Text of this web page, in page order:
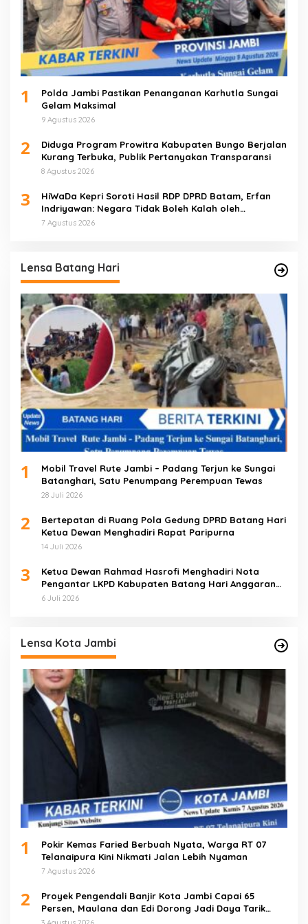
1
Polda Jambi Pastikan Penanganan Karhutla Sungai
Gelam Maksimal
9 Agustus 2026
2
Diduga Program Prowitra Kabupaten Bungo Berjalan
Kurang Terbuka, Publik Pertanyakan Transparansi
8 Agustus 2026
3
HiWaDa Kepri Soroti Hasil RDP DPRD Batam, Erfan
Indriyawan: Negara Tidak Boleh Kalah oleh
Maladministrasi
7 Agustus 2026
Lensa Batang Hari
1
Mobil Travel Rute Jambi – Padang Terjun ke Sungai
Batanghari, Satu Penumpang Perempuan Tewas
28 Juli 2026
2
Bertepatan di Ruang Pola Gedung DPRD Batang Hari
Ketua Dewan Menghadiri Rapat Paripurna
14 Juli 2026
3
Ketua Dewan Rahmad Hasrofi Menghadiri Nota
Pengantar LKPD Kabupaten Batang Hari Anggaran
2025
6 Juli 2026
Lensa Kota Jambi
1
Pokir Kemas Faried Berbuah Nyata, Warga RT 07
Telanaipura Kini Nikmati Jalan Lebih Nyaman
7 Agustus 2026
2
Proyek Pengendali Banjir Kota Jambi Capai 65
Persen, Maulana dan Edi Dorong Jadi Daya Tarik
Wisata